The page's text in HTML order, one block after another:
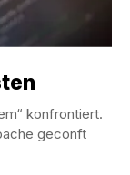
konfrontiert.
geconft